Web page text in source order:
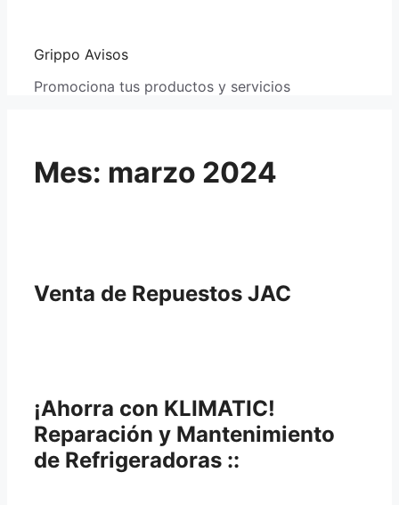
Grippo Avisos
Promociona tus productos y servicios
Mes: marzo 2024
Venta de Repuestos JAC
¡Ahorra con KLIMATIC!
Reparación y Mantenimiento
de Refrigeradoras ::